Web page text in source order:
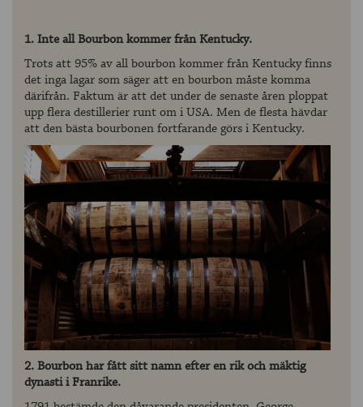
1. Inte all Bourbon kommer från Kentucky.
Trots att 95% av all bourbon kommer från Kentucky finns
det inga lagar som säger att en bourbon måste komma
därifrån. Faktum är att det under de senaste åren ploppat
upp flera destillerier runt om i USA. Men de flesta hävdar
att den bästa bourbonen fortfarande görs i Kentucky.
2. Bourbon har fått sitt namn efter en rik och mäktig
dynasti i Franrike.